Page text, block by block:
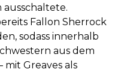
ausschaltete.
Fallon Sherrock
sodass innerhalb
aus dem
Greaves als